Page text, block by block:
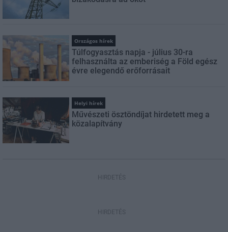
Országos hírek
Túlfogyasztás napja - július 30-ra
felhasználta az emberiség a Föld egész
évre elegendő erőforrásait
Helyi hírek
Művészeti ösztöndíjat hirdetett meg a
közalapítvány
HIRDETÉS
HIRDETÉS